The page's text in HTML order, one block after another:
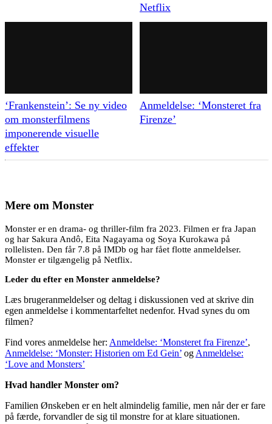
Netflix
‘Frankenstein’: Se ny video
om monsterfilmens
imponerende visuelle
effekter
Anmeldelse: ‘Monsteret fra
Firenze’
Mere om Monster
Monster er en drama- og thriller-film fra 2023. Filmen er fra Japan
og har Sakura Andô, Eita Nagayama og Soya Kurokawa på
rollelisten. Den får 7.8 på IMDb og har fået flotte anmeldelser.
Monster er tilgængelig på Netflix.
Leder du efter en Monster anmeldelse?
Læs brugeranmeldelser og deltag i diskussionen ved at skrive din
egen anmeldelse i kommentarfeltet nedenfor. Hvad synes du om
filmen?
Find vores anmeldelse her: Anmeldelse: ‘Monsteret fra Firenze’,
Anmeldelse: ‘Monster: Historien om Ed Gein’ og Anmeldelse:
‘Love and Monsters’
Hvad handler Monster om?
Familien Ønskeben er en helt almindelig familie, men når der er fare
på færde, forvandler de sig til monstre for at klare situationen.